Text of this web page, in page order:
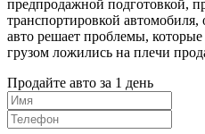
предпродажной подготовкой,
транспортировкой
авто решает проблемы,
грузом ложились на плечи
Продайте авто за 1 день